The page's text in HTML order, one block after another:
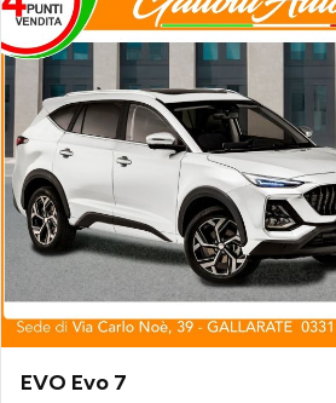
EVO Evo 7